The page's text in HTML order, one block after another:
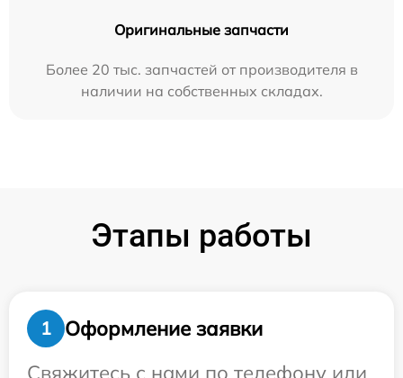
Оригинальные запчасти
Более 20 тыс. запчастей от производителя в
наличии на собственных складах.
Этапы работы
1
Оформление заявки
Свяжитесь с нами по телефону или